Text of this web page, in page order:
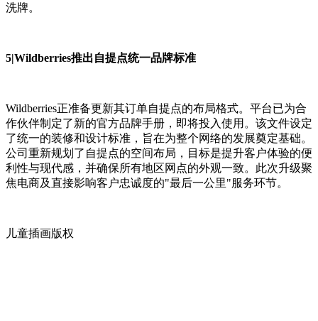
洗牌。
5|Wildberries推出自提点统一品牌标准
Wildberries正准备更新其订单自提点的布局格式。平台已为合
作伙伴制定了新的官方品牌手册，即将投入使用。该文件设定
了统一的装修和设计标准，旨在为整个网络的发展奠定基础。
公司重新规划了自提点的空间布局，目标是提升客户体验的便
利性与现代感，并确保所有地区网点的外观一致。此次升级聚
焦电商及直接影响客户忠诚度的"最后一公里"服务环节。
儿童插画版权